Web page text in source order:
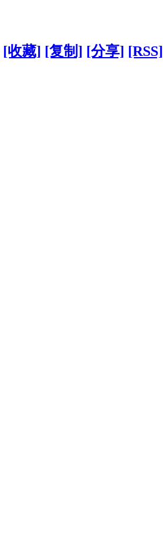
[收藏] [复制] [分享] [RSS]